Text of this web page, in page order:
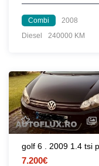
Combi
2008
Diesel
240000 KM
7.200€